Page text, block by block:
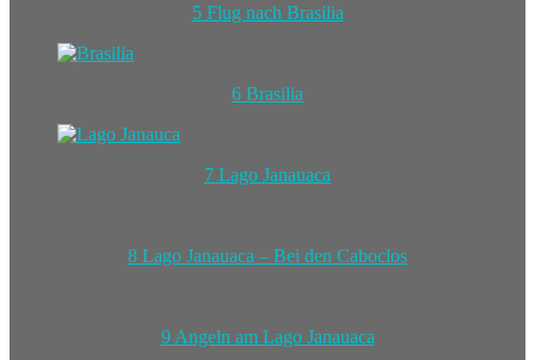
5 Flug nach Brasilia
6 Brasilia
7 Lago Janauaca
8 Lago Janauaca – Bei den Caboclos
9 Angeln am Lago Janauaca